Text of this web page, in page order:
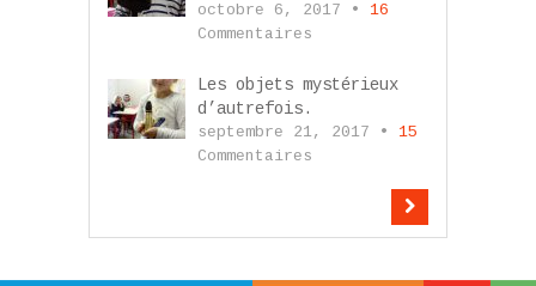
octobre 6, 2017 • 16
Commentaires
Les objets mystérieux
d’autrefois.
septembre 21, 2017 • 15
Commentaires